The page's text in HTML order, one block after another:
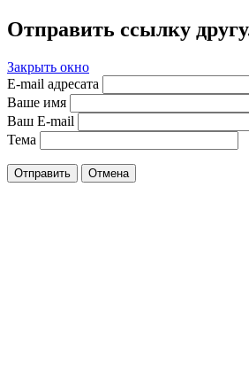
Отправить ссылку
Закрыть окно
E-mail адресата
Ваше имя
Ваш E-mail
Тема
Отправить Отмена